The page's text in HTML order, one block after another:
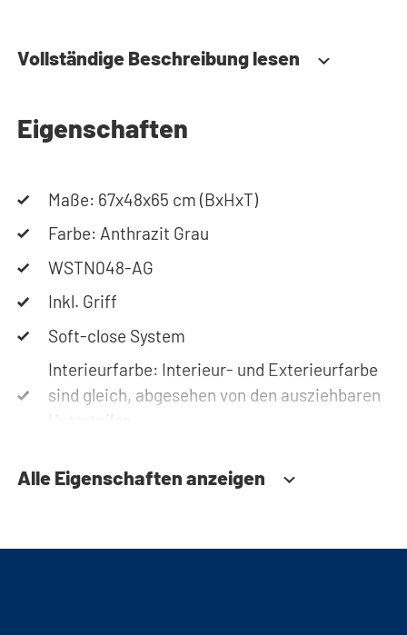
Vollständige Beschreibung lesen
Eigenschaften
Maße: 67x48x65 cm (BxHxT)
Farbe: Anthrazit Grau
WSTN048-AG
Inkl. Griff
Soft-close System
Interieurfarbe: Interieur- und Exterieurfarbe
sind gleich, abgesehen von den ausziehbaren
Unterteilen.
Alle Eigenschaften anzeigen